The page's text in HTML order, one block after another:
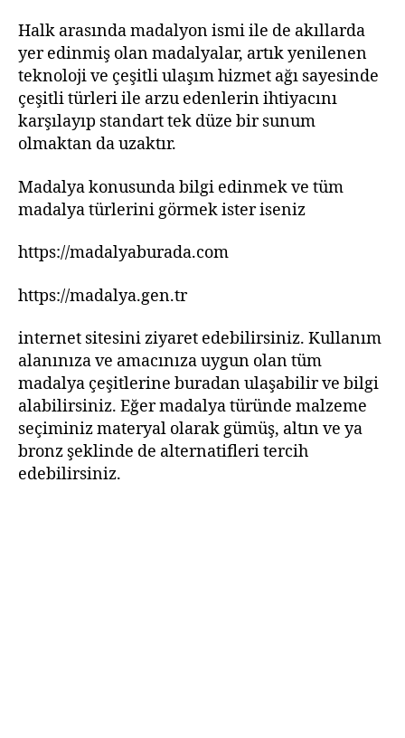
Halk arasında madalyon ismi ile de akıllarda
yer edinmiş olan madalyalar, artık yenilenen
teknoloji ve çeşitli ulaşım hizmet ağı sayesinde
çeşitli türleri ile arzu edenlerin ihtiyacını
karşılayıp standart tek düze bir sunum
olmaktan da uzaktır.
Madalya konusunda bilgi edinmek ve tüm
madalya türlerini görmek ister iseniz
https://madalyaburada.com
https://madalya.gen.tr
internet sitesini ziyaret edebilirsiniz. Kullanım
alanınıza ve amacınıza uygun olan tüm
madalya çeşitlerine buradan ulaşabilir ve bilgi
alabilirsiniz. Eğer madalya türünde malzeme
seçiminiz materyal olarak gümüş, altın ve ya
bronz şeklinde de alternatifleri tercih
edebilirsiniz.